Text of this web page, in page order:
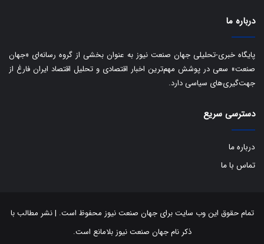
ک
ی
ف
ی
درباره ما
پایگاه خبری-تحلیلی جهان صنعت نیوز به عنوان بخشی از گروه رسانه‌ای «جهان
صنعت» سعی در پوشش مهم‌ترین اخبار اقتصادی و تحلیل اقتصاد ایران فارغ از
جهت‌گیری‌های سیاسی دارد.
دسترسی سریع
درباره ما
تماس با ما
تمام حقوق این وب سایت برای جهان صنعت نیوز محفوظ است. | نشر مطالب با
ذکر نام جهان صنعت نیوز بلامانع است.